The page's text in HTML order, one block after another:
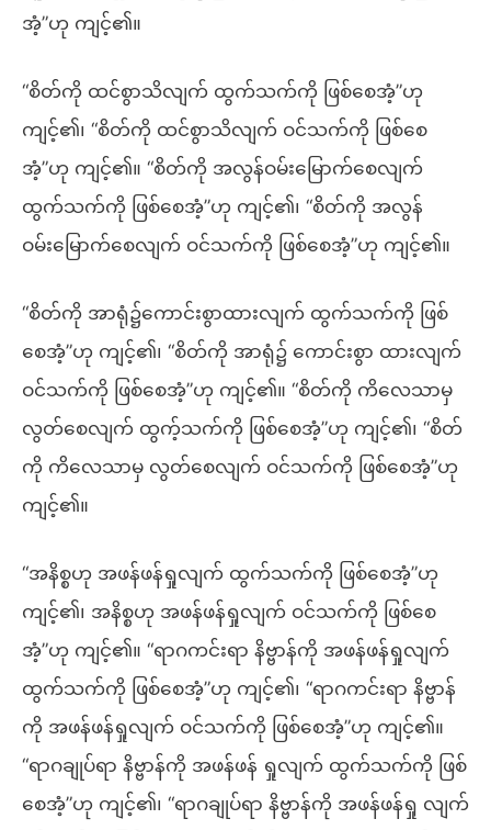
အံ့”ဟု ကျင့်၏။
“စိတ်ကို ထင်စွာသိလျက် ထွက်သက်ကို ဖြစ်စေအံ့”ဟု
ကျင့်၏၊ “စိတ်ကို ထင်စွာသိလျက် ဝင်သက်ကို ဖြစ်စေ
အံ့”ဟု ကျင့်၏။ “စိတ်ကို အလွန်ဝမ်းမြောက်စေလျက်
ထွက်သက်ကို ဖြစ်စေအံ့”ဟု ကျင့်၏၊ “စိတ်ကို အလွန်
ဝမ်းမြောက်စေလျက် ဝင်သက်ကို ဖြစ်စေအံ့”ဟု ကျင့်၏။
“စိတ်ကို အာရုံ၌ကောင်းစွာထားလျက် ထွက်သက်ကို ဖြစ်
စေအံ့”ဟု ကျင့်၏၊ “စိတ်ကို အာရုံ၌ ကောင်းစွာ ထားလျက်
ဝင်သက်ကို ဖြစ်စေအံ့”ဟု ကျင့်၏။ “စိတ်ကို ကိလေသာမှ
လွတ်စေလျက် ထွက့်သက်ကို ဖြစ်စေအံ့”ဟု ကျင့်၏၊ “စိတ်
ကို ကိလေသာမှ လွတ်စေလျက် ဝင်သက်ကို ဖြစ်စေအံ့”ဟု
ကျင့်၏။
“အနိစ္စဟု အဖန်ဖန်ရှုလျက် ထွက်သက်ကို ဖြစ်စေအံ့”ဟု
ကျင့်၏၊ အနိစ္စဟု အဖန်ဖန်ရှုလျက် ဝင်သက်ကို ဖြစ်စေ
အံ့”ဟု ကျင့်၏။ “ရာဂကင်းရာ နိဗ္ဗာန်ကို အဖန်ဖန်ရှုလျက်
ထွက်သက်ကို ဖြစ်စေအံ့”ဟု ကျင့်၏၊ “ရာဂကင်းရာ နိဗ္ဗာန်
ကို အဖန်ဖန်ရှုလျက် ဝင်သက်ကို ဖြစ်စေအံ့”ဟု ကျင့်၏။
“ရာဂချုပ်ရာ နိဗ္ဗာန်ကို အဖန်ဖန် ရှုလျက် ထွက်သက်ကို ဖြစ်
စေအံ့”ဟု ကျင့်၏၊ “ရာဂချုပ်ရာ နိဗ္ဗာန်ကို အဖန်ဖန်ရှု လျက်